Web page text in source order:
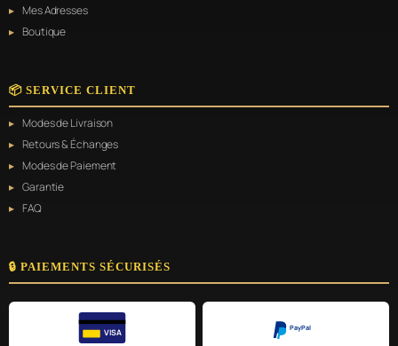
Mes Adresses
Boutique
📦 SERVICE CLIENT
Modes de Livraison
Retours & Échanges
Modes de Paiement
Garantie
FAQ
🔒 PAIEMENTS SÉCURISÉS
VISA
PayPal